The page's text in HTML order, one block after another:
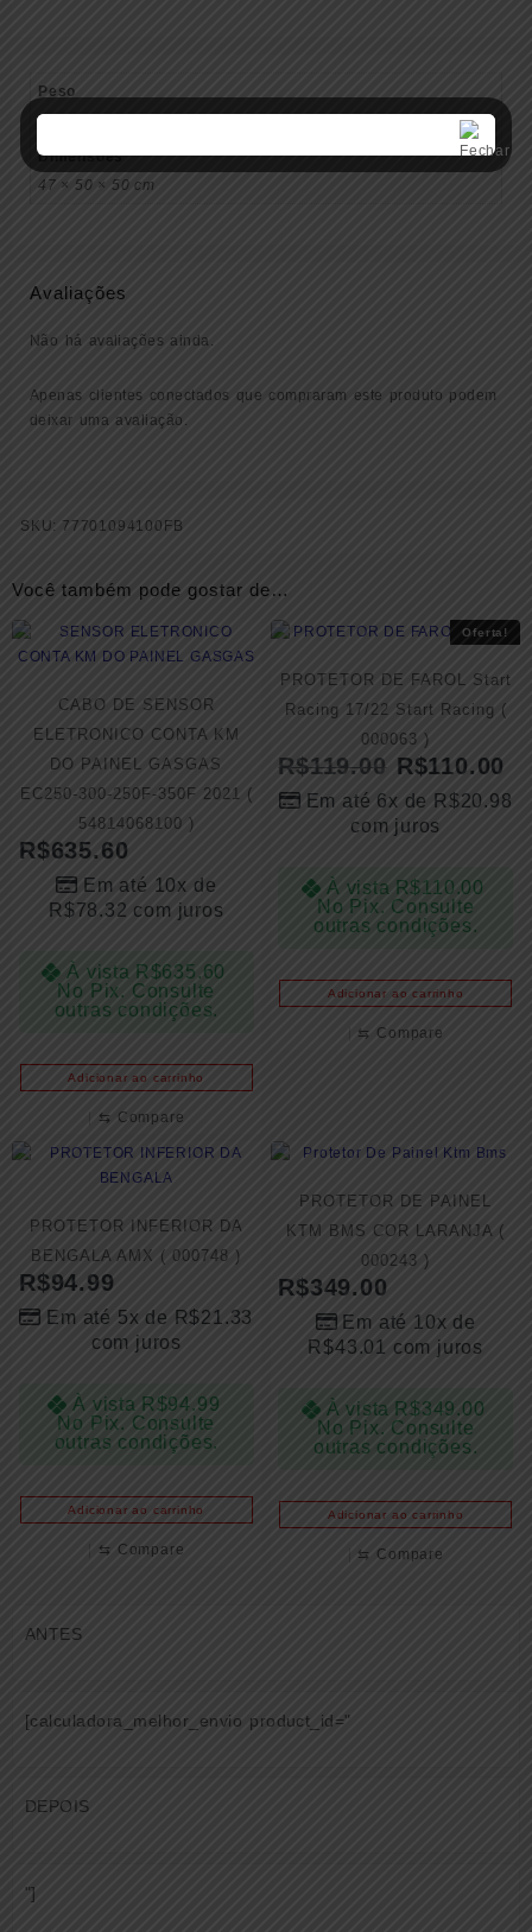
Peso
1 kg
Dimensões
47 × 50 × 50 cm
Avaliações
Não há avaliações ainda.
Apenas clientes conectados que compraram este produto podem
deixar uma avaliação.
SKU: 77701094100FB
Você também pode gostar de…
CABO DE SENSOR
ELETRONICO CONTA KM
DO PAINEL GASGAS
EC250-300-250F-350F 2021 (
54814068100 )
R$635.60
Em até 10x de
R$78.32 com juros
À vista R$635.60
No Pix. Consulte
outras condições.
Adicionar ao carrinho
⇆ Compare
Oferta!
PROTETOR DE FAROL Start
Racing 17/22 Start Racing (
000063 )
R$119.00 R$110.00
Em até 6x de R$20.98
com juros
À vista R$110.00
No Pix. Consulte
outras condições.
Adicionar ao carrinho
⇆ Compare
PROTETOR INFERIOR DA
BENGALA AMX ( 000748 )
R$94.99
Em até 5x de R$21.33
com juros
À vista R$94.99
No Pix. Consulte
outras condições.
Adicionar ao carrinho
⇆ Compare
PROTETOR DE PAINEL
KTM BMS COR LARANJA (
000243 )
R$349.00
Em até 10x de
R$43.01 com juros
À vista R$349.00
No Pix. Consulte
outras condições.
Adicionar ao carrinho
⇆ Compare
ANTES
[calculadora_melhor_envio product_id="
DEPOIS
"]